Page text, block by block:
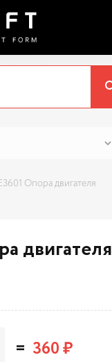
Опора двигателя
двигателя
= 360 ₽